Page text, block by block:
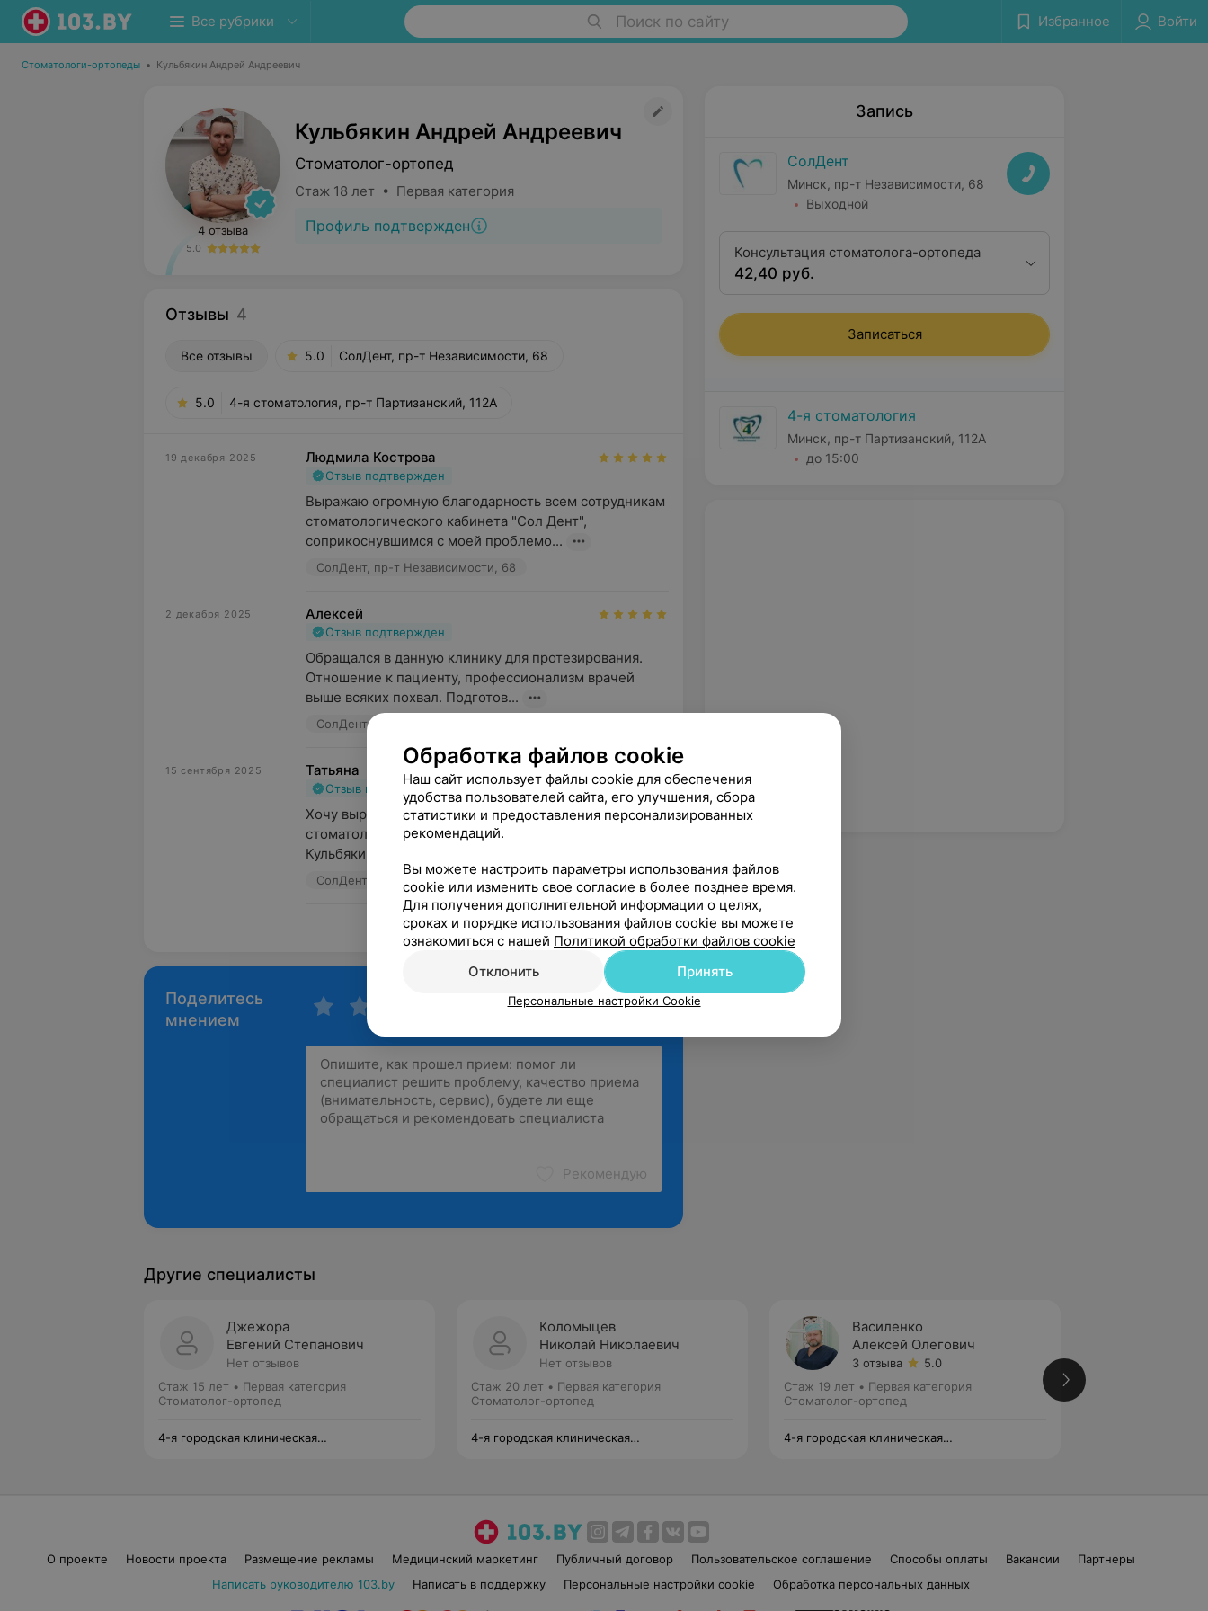
Все рубрики Поиск по сайту Избранное Войти
Стоматологи-ортопеды • Кульбякин Андрей Андреевич
4 отзыва
5.0
Кульбякин Андрей Андреевич
Стоматолог-ортопед
Стаж 18 лет • Первая категория
Профиль подтвержден
Отзывы 4
Все отзывы 5.0 СолДент, пр-т Независимости, 68
5.0 4-я стоматология, пр-т Партизанский, 112А
19 декабря 2025 Людмила Кострова
Отзыв подтвержден
Выражаю огромную благодарность всем сотрудникам
стоматологического кабинета "Сол Дент",
соприкоснувшимся с моей проблемо...
СолДент, пр-т Независимости, 68
2 декабря 2025 Алексей
Отзыв подтвержден
Обращался в данную клинику для протезирования.
Отношение к пациенту, профессионализм врачей
выше всяких похвал. Подготов...
СолДент, пр-т Независимости, 68
15 сентября 2025 Татьяна
Отзыв подтвержден
Хочу выразить огромную благодарность
стоматологии Солдент и в частности врачу
Кульбякину Андрею Андреевичу за за мои вин...
СолДент, пр-т Независимости, 68
Показать ещё
Поделитесь
мнением
Рекомендую
Запись
СолДент
Минск, пр-т Независимости, 68
Выходной
Консультация стоматолога-ортопеда
42,40 руб.
Записаться
4-я стоматология
Минск, пр-т Партизанский, 112А
до 15:00
Другие специалисты
Джежора
Евгений Степанович
Нет отзывов
Стаж 15 лет • Первая категория
Стоматолог-ортопед
4-я городская клиническая
Коломыцев
Николай Николаевич
Нет отзывов
Стаж 20 лет • Первая категория
Стоматолог-ортопед
4-я городская клиническая
Василенко
Алексей Олегович
3 отзыва
5.0
Стаж 19 лет • Первая категория
Стоматолог-ортопед
4-я городская клиническая
О проекте Новости проекта Размещение рекламы Медицинский маркетинг Публичный договор Пользовательское соглашение Способы оплаты Вакансии
Партнеры
Написать руководителю 103.by
Написать в поддержку Персональные настройки cookie Обработка персональных данных
Обработка файлов cookie
Наш сайт использует файлы cookie для обеспечения
удобства пользователей сайта, его улучшения, сбора
статистики и предоставления персонализированных
рекомендаций.
Вы можете настроить параметры использования файлов
cookie или изменить свое согласие в более позднее время.
Для получения дополнительной информации о целях,
сроках и порядке использования файлов cookie вы можете
ознакомиться с нашей Политикой обработки файлов cookie
Отклонить
Принять
Персональные настройки Cookie